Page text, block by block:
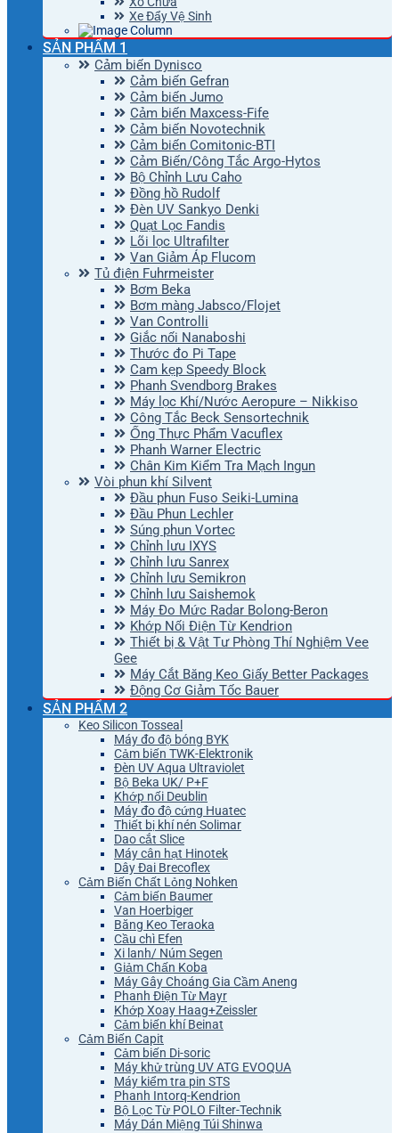
Xe Đẩy Vệ Sinh
SẢN PHẨM 1
Cảm biến Dynisco
Cảm biến Gefran
Cảm biến Jumo
Cảm biến Maxcess-Fife
Cảm biến Novotechnik
Cảm biến Comitonic-BTI
Cảm Biến/Công Tắc Argo-Hytos
Bộ Chỉnh Lưu Caho
Đồng hồ Rudolf
Đèn UV Sankyo Denki
Quạt Lọc Fandis
Lõi lọc Ultrafilter
Van Giảm Áp Flucom
Tủ điện Fuhrmeister
Bơm Beka
Bơm màng Jabsco/Flojet
Van Controlli
Giắc nối Nanaboshi
Thước đo Pi Tape
Cam kẹp Speedy Block
Phanh Svendborg Brakes
Máy lọc Khí/Nước Aeropure – Nikkiso
Công Tắc Beck Sensortechnik
Ống Thực Phẩm Vacuflex
Phanh Warner Electric
Chân Kim Kiểm Tra Mạch Ingun
Vòi phun khí Silvent
Đầu phun Fuso Seiki-Lumina
Đầu Phun Lechler
Súng phun Vortec
Chỉnh lưu IXYS
Chỉnh lưu Sanrex
Chỉnh lưu Semikron
Chỉnh lưu Saishemok
Máy Đo Mức Radar Bolong-Beron
Khớp Nối Điện Từ Kendrion
Thiết bị & Vật Tư Phòng Thí Nghiệm Vee
Gee
Máy Cắt Băng Keo Giấy Better Packages
Động Cơ Giảm Tốc Bauer
SẢN PHẨM 2
Keo Silicon Tosseal
Máy đo độ bóng BYK
Cảm biến TWK-Elektronik
Đèn UV Aqua Ultraviolet
Bộ Beka UK/ P+F
Khớp nối Deublin
Máy đo độ cứng Huatec
Thiết bị khí nén Solimar
Dao cắt Slice
Máy cân hạt Hinotek
Dây Đai Brecoflex
Cảm Biến Chất Lỏng Nohken
Cảm biến Baumer
Van Hoerbiger
Băng Keo Teraoka
Cầu chì Efen
Xi lanh/ Núm Segen
Giảm Chấn Koba
Máy Gây Choáng Gia Cầm Aneng
Phanh Điện Từ Mayr
Khớp Xoay Haag+Zeissler
Cảm biến khí Beinat
Cảm Biến Capit
Cảm biến Di-soric
Máy khử trùng UV ATG EVOQUA
Máy kiểm tra pin STS
Phanh Intorq-Kendrion
Bộ Lọc Từ POLO Filter-Technik
Máy Dán Miệng Túi Shinwa